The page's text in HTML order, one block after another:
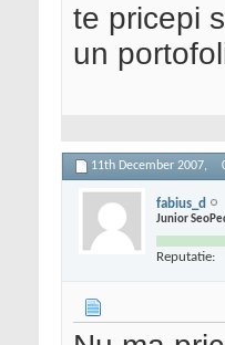
te pricepi
un
11th December 2007,
fabius_d
Junior
Reputatie: